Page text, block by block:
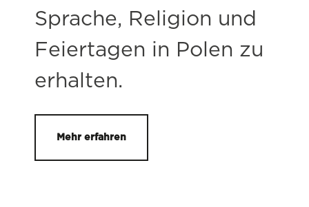
Sprache, Religion und
Feiertagen in Polen zu
erhalten.
Mehr erfahren